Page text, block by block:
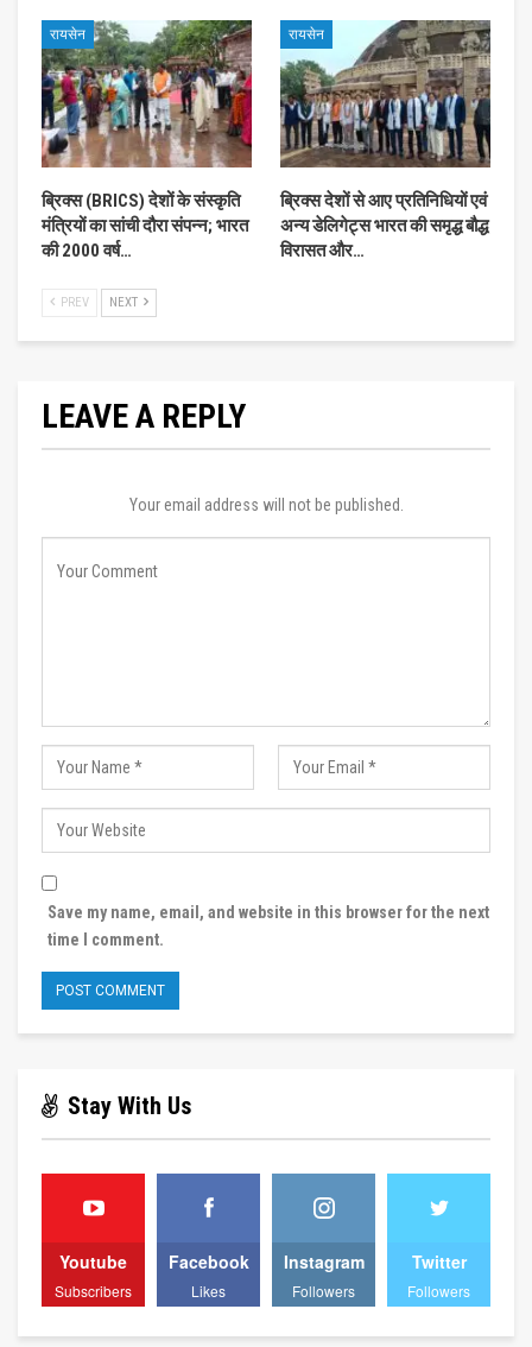
रायसेन
ब्रिक्स (BRICS) देशों के संस्कृति
मंत्रियों का सांची दौरा संपन्न; भारत
की 2000 वर्ष…
रायसेन
ब्रिक्स देशों से आए प्रतिनिधियों एवं
अन्य डेलिगेट्स भारत की समृद्ध बौद्ध
विरासत और…
PREV NEXT
LEAVE A REPLY
Your email address will not be published.
Save my name, email, and website in this browser for the next
time I comment.
Stay With Us
Youtube
Subscribers
Facebook
Likes
Instagram
Followers
Twitter
Followers